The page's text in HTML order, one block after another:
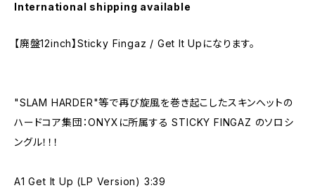
International shipping available
【廃盤12inch】Sticky Fingaz / Get It Upになります。
"SLAM HARDER"等で再び旋風を巻き起こしたスキンへットの
ハードコア集団：ONYXに所属する STICKY FINGAZ のソロシ
ングル！！！
A1 Get It Up (LP Version) 3:39